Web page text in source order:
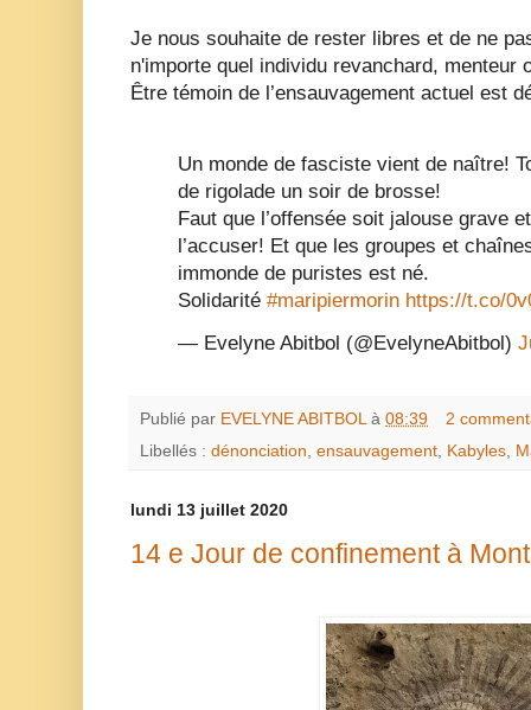
Je nous souhaite de rester libres et de ne
n'importe quel individu revanchard, menteur
Être témoin de l’ensauvagement actuel est
Un monde de fasciste vient de naître!
de rigolade un soir de brosse!
Faut que l’offensée soit jalouse grave
l’accuser! Et que les groupes et
immonde de puristes est né.
Solidarité #maripiermorin https://t.co/
— Evelyne Abitbol (@EvelyneAbitbol)
Publié par EVELYNE ABITBOL à 08:39
2
Libellés : dénonciation ensauvagement Kabyles
lundi 13 juillet 2020
14 e Jour de confinement à